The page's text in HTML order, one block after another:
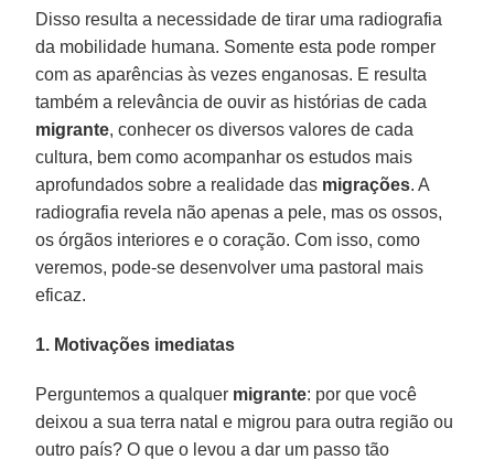
Disso resulta a necessidade de tirar uma radiografia
da mobilidade humana. Somente esta pode romper
com as aparências às vezes enganosas. E resulta
também a relevância de ouvir as histórias de cada
migrante, conhecer os diversos valores de cada
cultura, bem como acompanhar os estudos mais
aprofundados sobre a realidade das migrações. A
radiografia revela não apenas a pele, mas os ossos,
os órgãos interiores e o coração. Com isso, como
veremos, pode-se desenvolver uma pastoral mais
eficaz.
1. Motivações imediatas
Perguntemos a qualquer migrante: por que você
deixou a sua terra natal e migrou para outra região ou
outro país? O que o levou a dar um passo tão